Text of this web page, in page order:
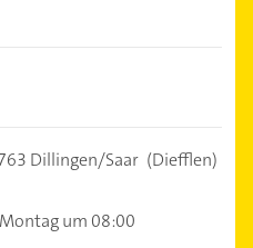
Dillingen/Saar (Diefflen)
um 08:00